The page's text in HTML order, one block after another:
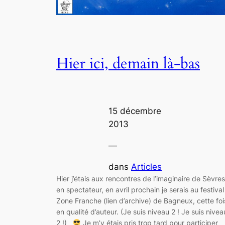
Hier ici, demain là-bas
15 décembre
2013
—
dans Articles
Hier j’étais aux rencontres de l’imaginaire de Sèvres
en spectateur, en avril prochain je serais au festival
Zone Franche (lien d’archive) de Bagneux, cette
en qualité d’auteur. (Je suis niveau 2 ! Je suis
2 !)
Je m’y étais pris trop tard pour participer